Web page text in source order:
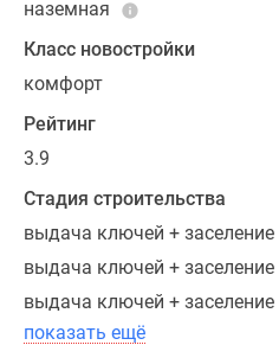
квартирах
установлены
балконные
конструкции,
системы
входные
двери
и
приборы
учета.
наземная
Класс новостройки
комфорт
Рейтинг
3.9
Стадия строительства
выдача ключей + заселение
выдача ключей + заселение
выдача ключей + заселение
показать ещё